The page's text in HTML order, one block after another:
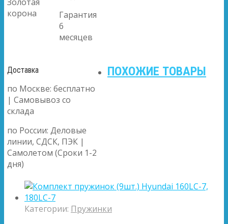
корона
Гарантия
6
месяцев
Доставка
по Москве: бесплатно
| Самовывоз со
склада
по России: Деловые
линии, СДСК, ПЭК |
Самолетом (Сроки 1-2
дня)
ПОХОЖИЕ ТОВАРЫ
Категории: Пружинки